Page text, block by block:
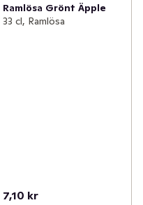
Ramlösa Grönt Äpple
33 cl, Ramlösa
7,10 kr